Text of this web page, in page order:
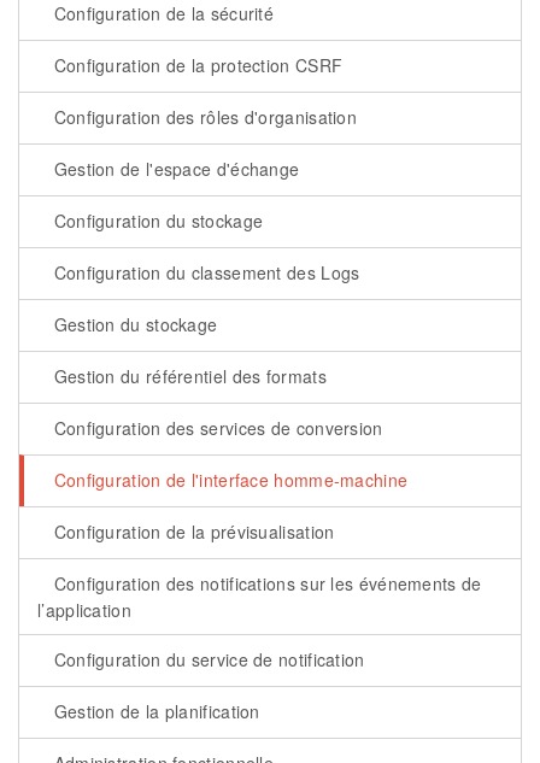
Configuration de la sécurité
Configuration de la protection CSRF
Configuration des rôles d'organisation
Gestion de l'espace d'échange
Configuration du stockage
Configuration du classement des Logs
Gestion du stockage
Gestion du référentiel des formats
Configuration des services de conversion
Configuration de l'interface homme-machine
Configuration de la prévisualisation
Configuration des notifications sur les événements de
l’application
Configuration du service de notification
Gestion de la planification